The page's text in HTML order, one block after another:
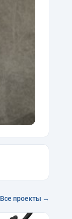
Все проекты →